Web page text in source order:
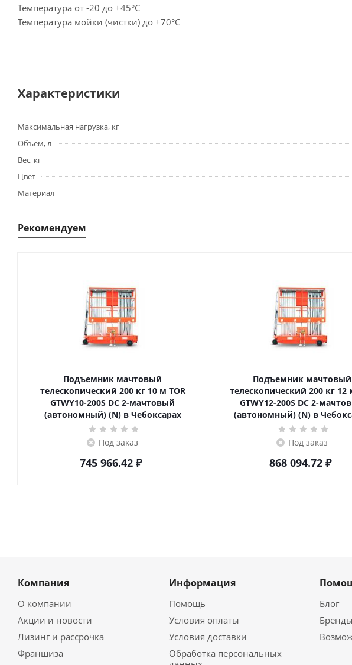
Температура от -20 до +45°С
Температура мойки (чистки) до +70°С
Характеристики
Максимальная нагрузка, кг
Объем, л
Вес, кг
Цвет
Материал
Рекомендуем
Подъемник мачтовый
телескопический 200 кг 10 м TOR
GTWY10-200S DC 2-мачтовый
(автономный) (N) в Чебоксарах
Под заказ
745 966.42₽
Подъемник мачтовый
телескопический 200 кг 12 м TOR
GTWY12-200S DC 2-
(автономный) (N) в
Под заказ
868 094.72₽
Компания
О компании
Акции и новости
Лизинг и рассрочка
Франшиза
Информация
Помощь
Условия оплаты
Условия доставки
Обработка персональных
Блог
Бренды